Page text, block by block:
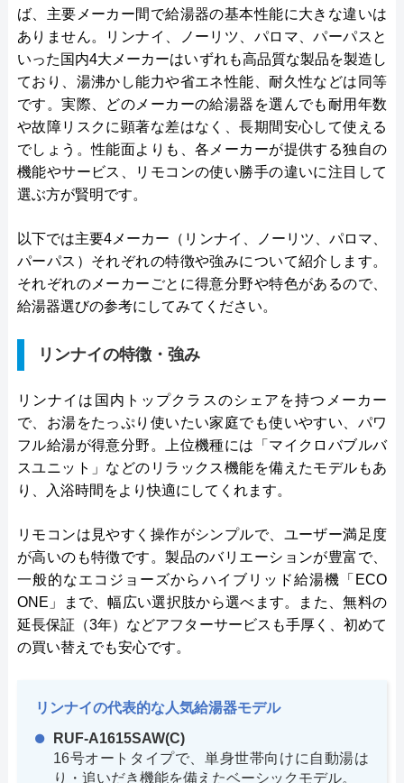
ば、主要メーカー間で給湯器の基本性能に大きな違いは
ありません。リンナイ、ノーリツ、パロマ、パーパスと
いった国内4大メーカーはいずれも高品質な製品を製造し
ており、湯沸かし能力や省エネ性能、耐久性などは同等
です。実際、どのメーカーの給湯器を選んでも耐用年数
や故障リスクに顕著な差はなく、長期間安心して使える
でしょう。性能面よりも、各メーカーが提供する独自の
機能やサービス、リモコンの使い勝手の違いに注目して
選ぶ方が賢明です。
以下では主要4メーカー（リンナイ、ノーリツ、パロマ、
パーパス）それぞれの特徴や強みについて紹介します。
それぞれのメーカーごとに得意分野や特色があるので、
給湯器選びの参考にしてみてください。
リンナイの特徴・強み
リンナイは国内トップクラスのシェアを持つメーカー
で、お湯をたっぷり使いたい家庭でも使いやすい、パワ
フル給湯が得意分野。上位機種には「マイクロバブルバ
スユニット」などのリラックス機能を備えたモデルもあ
り、入浴時間をより快適にしてくれます。
リモコンは見やすく操作がシンプルで、ユーザー満足度
が高いのも特徴です。製品のバリエーションが豊富で、
一般的なエコジョーズからハイブリッド給湯機「ECO
ONE」まで、幅広い選択肢から選べます。また、無料の
延長保証（3年）などアフターサービスも手厚く、初めて
の買い替えでも安心です。
リンナイの代表的な人気給湯器モデル
RUF-A1615SAW(C)
16号オートタイプで、単身世帯向けに自動湯は
り・追いだき機能を備えたベーシックモデル。